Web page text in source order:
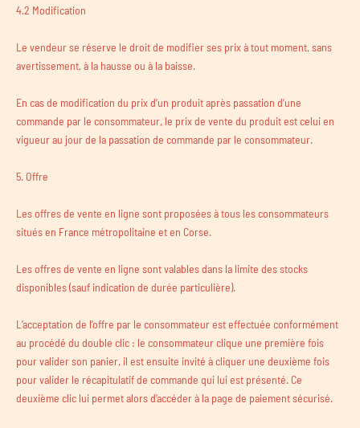
4.2 Modification
Le vendeur se réserve le droit de modifier ses prix à tout moment, sans
avertissement, à la hausse ou à la baisse.
En cas de modification du prix d’un produit après passation d’une
commande par le consommateur, le prix de vente du produit est celui en
vigueur au jour de la passation de commande par le consommateur.
5. Offre
Les offres de vente en ligne sont proposées à tous les consommateurs
situés en France métropolitaine et en Corse.
Les offres de vente en ligne sont valables dans la limite des stocks
disponibles (sauf indication de durée particulière).
L’acceptation de l’offre par le consommateur est effectuée conformément
au procédé du double clic : le consommateur clique une première fois
pour valider son panier, il est ensuite invité à cliquer une deuxième fois
pour valider le récapitulatif de commande qui lui est présenté. Ce
deuxième clic lui permet alors d’accéder à la page de paiement sécurisé.